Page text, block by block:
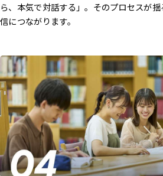
ら、本気で対話する」。そのプロセスが
信につながります。